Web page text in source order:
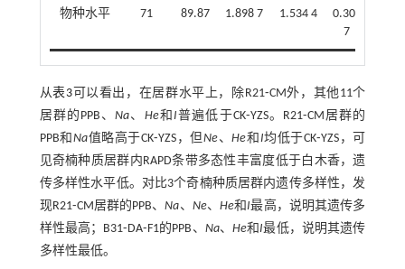
物种水平 71 89.87 1.898 7 1.534 4
0.306
7
从表3可以看出，在居群水平上，除R21⁃CM外，其他11个
居群的PPB、Na、 He和 I普遍低于CK⁃YZS。R21⁃CM居群的
PPB和 Na值略高于CK⁃YZS，但Ne、He和 I均低于CK⁃YZS，可
见奇楠种质居群内RAPD条带多态性丰富度低于白木香，遗
传多样性水平低。对比3个奇楠种质居群内遗传多样性，发
现R21⁃CM居群的PPB、Na、 Ne、He和I最高，说明其遗传多
样性最高；B31⁃DA⁃F1的PPB、 Na、 He和I最低，说明其遗传
多样性最低。